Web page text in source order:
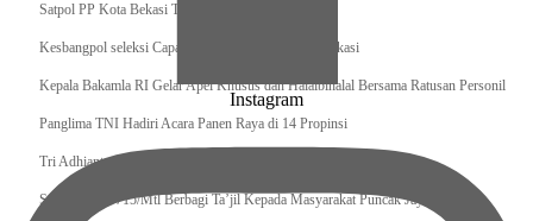
Satpol PP Kota Bekasi Tertibkan PPKS
Kesbangpol seleksi Capaska 736 Siswa/i se-Kota Bekasi
Kepala Bakamla RI Gelar Apel Khusus dan Halalbihalal Bersama Ratusan Personil
Panglima TNI Hadiri Acara Panen Raya di 14 Propinsi
Tri Adhianto : Kota Bekasi Bisa Mempertahankan Keharmonisasian
Satgas Yonif 715/Mtl Berbagi Ta’jil Kepada Masyarakat Puncak Jaya
Instagram